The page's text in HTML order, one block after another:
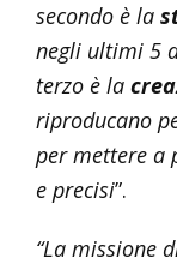
secondo è la
negli ultimi 5
terzo è la
riproducano
per mettere a
e precisi”.
“La missione